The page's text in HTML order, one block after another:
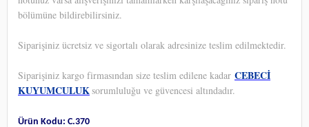
bölümüne bildirebilirsiniz.
Siparişiniz ücretsiz ve sigortalı olarak adresinize teslim edilmektedir.
Siparişiniz kargo firmasından size teslim edilene kadar CEBECİ
KUYUMCULUKsorumluluğu ve güvencesi altındadır.
Ürün Kodu: C.370